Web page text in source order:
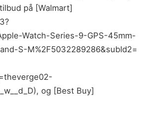
på [Walmart]
Watch-Series-9-GPS-45mm-
S-M%2F5032289286&subId2=
og [Best Buy]